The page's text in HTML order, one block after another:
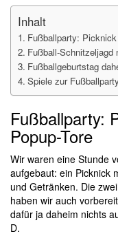
Inhalt
Fußballparty:
Fußball-Schnitzeljagd
Fußballgeburtstag
Spiele zur
Fußballparty:
Popup-Tore
Wir waren eine Stunde
aufgebaut: ein Picknick
und Getränken. Die
haben wir auch
dafür ja daheim nichts
D.